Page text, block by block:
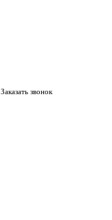
Заказать звонок